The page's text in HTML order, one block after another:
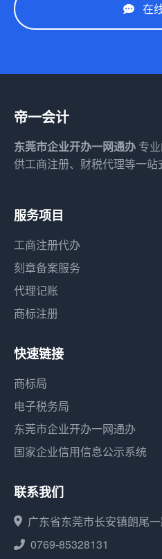
在
帝一会计
东莞市企业开办一网通办 专
供工商注册、财税代理等一站
服务项目
工商注册代办
刻章备案服务
代理记账
商标注册
快速链接
商标局
电子税务局
东莞市企业开办一网通办
国家企业信用信息公示系统
联系我们
广东省东莞市长安镇朗尾
0769-85328131